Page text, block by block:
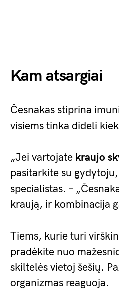
Kam atsargiai
Česnakas stiprina
visiems tinka dideli
„Jei vartojate kraujo
pasitarkite su
specialistas. –
kraują, ir kombinacija
Tiems, kurie turi
pradėkite nuo
skiltelės vietoj šešių.
organizmas reaguoja.